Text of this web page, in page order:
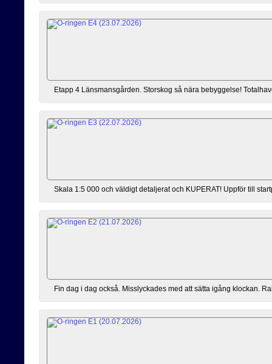
Etapp 4 Länsmansgården. Storskog så nära bebyggelse!
Skala 1:5 000 och väldigt detaljerat och KUPERAT! Uppför till
Fin dag i dag också. Misslyckades med att sätta igång klockan.